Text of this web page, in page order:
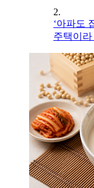
2.
‘아파도
주택이라